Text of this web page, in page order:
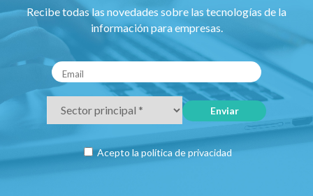
Recibe todas las novedades sobre las tecnologías de la
información para empresas.
Acepto la política de privacidad